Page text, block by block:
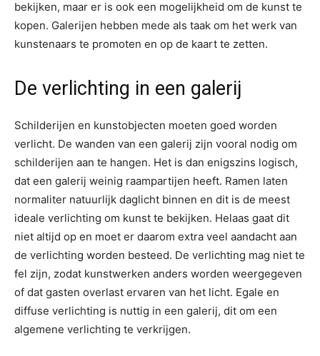
bekijken, maar er is ook een mogelijkheid om de kunst te
kopen. Galerijen hebben mede als taak om het werk van
kunstenaars te promoten en op de kaart te zetten.
De verlichting in een galerij
Schilderijen en kunstobjecten moeten goed worden
verlicht. De wanden van een galerij zijn vooral nodig om
schilderijen aan te hangen. Het is dan enigszins logisch,
dat een galerij weinig raampartijen heeft. Ramen laten
normaliter natuurlijk daglicht binnen en dit is de meest
ideale verlichting om kunst te bekijken. Helaas gaat dit
niet altijd op en moet er daarom extra veel aandacht aan
de verlichting worden besteed. De verlichting mag niet te
fel zijn, zodat kunstwerken anders worden weergegeven
of dat gasten overlast ervaren van het licht. Egale en
diffuse verlichting is nuttig in een galerij, dit om een
algemene verlichting te verkrijgen.